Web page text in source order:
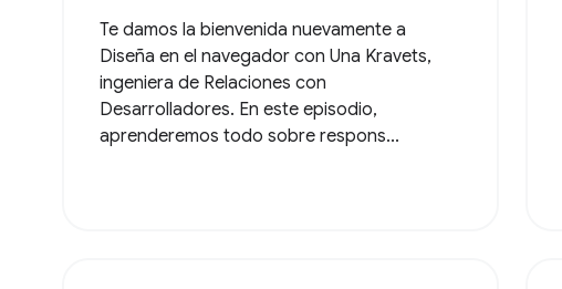
Te damos la bienvenida nuevamente a
Diseña en el navegador con Una Kravets,
ingeniera de Relaciones con
Desarrolladores. En este episodio,
aprenderemos todo sobre respons...